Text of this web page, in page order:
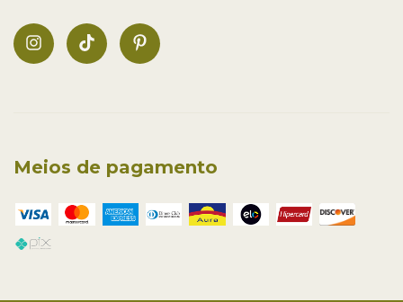
Meios de pagamento